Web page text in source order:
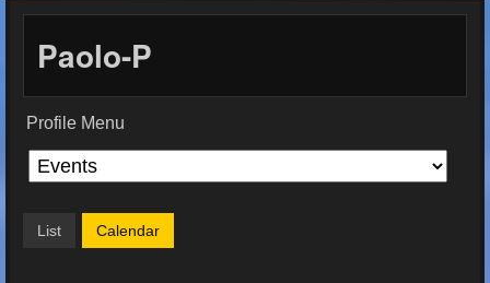
Paolo-P
Profile Menu
List Calendar